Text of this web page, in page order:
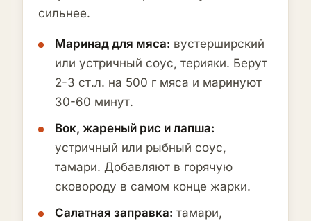
сильнее.
Маринад для мяса: вустерширский
или устричный соус, терияки. Берут
2-3 ст.л. на 500 г мяса и маринуют
30-60 минут.
Вок, жареный рис и лапша:
устричный или рыбный соус,
тамари. Добавляют в горячую
сковороду в самом конце жарки.
Салатная заправка: тамари,